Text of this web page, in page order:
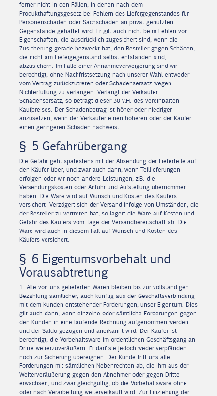
ferner nicht in den Fällen, in denen nach dem
Produkthaftungsgesetz bei Fehlern des Liefergegenstandes für
Personenschäden oder Sachschäden an privat genutzten
Gegenstände gehaftet wird. Er gilt auch nicht beim Fehlen von
Eigenschaften, die ausdrücklich zugesichert sind, wenn die
Zusicherung gerade bezweckt hat, den Besteller gegen Schäden,
die nicht am Liefergegenstand selbst entstanden sind,
abzusichern. Im Falle einer Annahmeverweigerung sind wir
berechtigt, ohne Nachfristsetzung nach unserer Wahl entweder
vom Vertrag zurückzutreten oder Schadensersatz wegen
Nichterfüllung zu verlangen. Verlangt der Verkäufer
Schadensersatz, so beträgt dieser 30 v.H. des vereinbarten
Kaufpreises. Der Schadenbetrag ist höher oder niedriger
anzusetzen, wenn der Verkäufer einen höheren oder der Käufer
einen geringeren Schaden nachweist.
§ 5 Gefahrübergang
Die Gefahr geht spätestens mit der Absendung der Lieferteile auf
den Käufer über, und zwar auch dann, wenn Teillieferungen
erfolgen oder wir noch andere Leistungen, z.B. die
Versendungskosten oder Anfuhr und Aufstellung übernommen
haben. Die Ware wird auf Wunsch und Kosten des Käufers
versichert. Verzögert sich der Versand infolge von Umständen, die
der Besteller zu vertreten hat, so lagert die Ware auf Kosten und
Gefahr des Käufers vom Tage der Versandbereitschaft ab. Die
Ware wird auch in diesem Fall auf Wunsch und Kosten des
Käufers versichert.
§ 6 Eigentumsvorbehalt und
Vorausabtretung
1. Alle von uns gelieferten Waren bleiben bis zur vollständigen
Bezahlung sämtlicher, auch künftig aus der Geschäftsverbindung
mit dem Kunden entstehender Forderungen, unser Eigentum. Dies
gilt auch dann, wenn einzelne oder sämtliche Forderungen gegen
den Kunden in eine laufende Rechnung aufgenommen werden
und der Saldo gezogen und anerkannt wird. Der Käufer ist
berechtigt, die Vorbehaltsware im ordentlichen Geschäftsgang an
Dritte weiterzuveräußern. Er darf sie jedoch weder verpfänden
noch zur Sicherung übereignen. Der Kunde tritt uns alle
Forderungen mit sämtlichen Nebenrechten ab, die ihm aus der
Weiterveräußerung gegen den Abnehmer oder gegen Dritte
erwachsen, und zwar gleichgültig, ob die Vorbehaltsware ohne
oder nach Verarbeitung weiterverkauft wird. Zur Einziehung der